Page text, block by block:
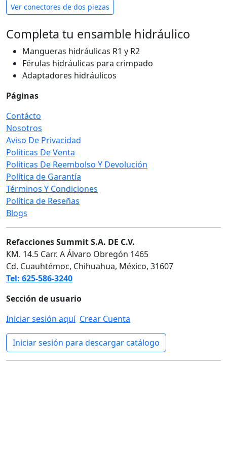
Ver conectores de dos piezas
Completa tu ensamble hidráulico
Mangueras hidráulicas R1 y R2
Férulas hidráulicas para crimpado
Adaptadores hidráulicos
Páginas
Contácto
Nosotros
Aviso De Privacidad
Políticas De Venta
Políticas De Reembolso Y Devolución
Política de Garantía
Términos Y Condiciones
Política de Reseñas
Blogs
Refacciones Summit S.A. DE C.V.
KM. 14.5 Carr. A Álvaro Obregón 1465
Cd. Cuauhtémoc, Chihuahua, México, 31607
Tel: 625-586-3240
Sección de usuario
Iniciar sesión aquí Crear Cuenta
Iniciar sesión para descargar catálogo